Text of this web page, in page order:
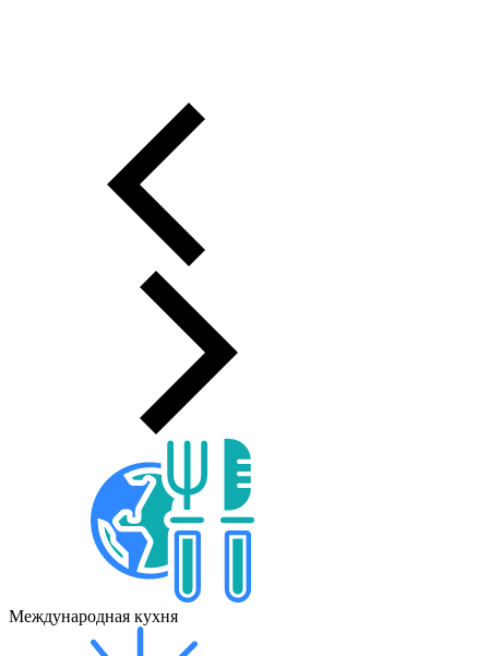
Международная кухня